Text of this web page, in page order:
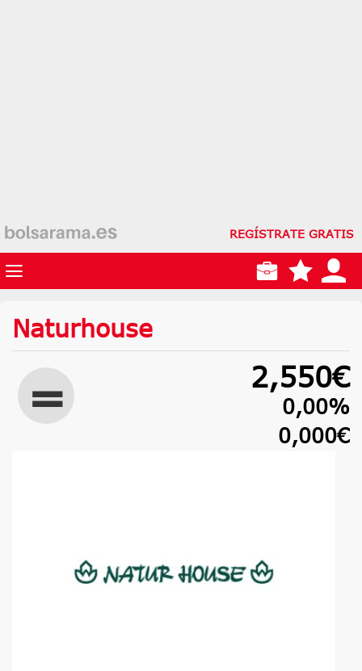
REGÍSTRATE GRATIS
Naturhouse
2,550€
0,00%
0,000€